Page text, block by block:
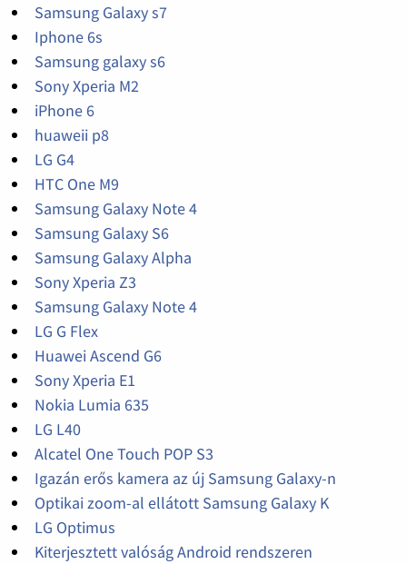
Samsung Galaxy s7
Iphone 6s
Samsung galaxy s6
Sony Xperia M2
iPhone 6
huaweii p8
LG G4
HTC One M9
Samsung Galaxy Note 4
Samsung Galaxy S6
Samsung Galaxy Alpha
Sony Xperia Z3
Samsung Galaxy Note 4
LG G Flex
Huawei Ascend G6
Sony Xperia E1
Nokia Lumia 635
LG L40
Alcatel One Touch POP S3
Igazán erős kamera az új Samsung Galaxy-n
Optikai zoom-al ellátott Samsung Galaxy K
LG Optimus
Kiterjesztett valóság Android rendszeren